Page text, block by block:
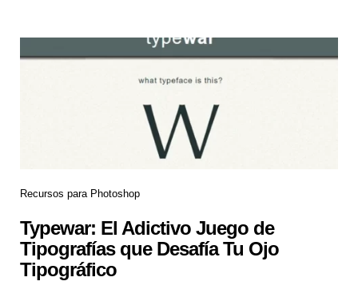
Recursos para Photoshop
Typewar: El Adictivo Juego de
Tipografías que Desafía Tu Ojo
Tipográfico